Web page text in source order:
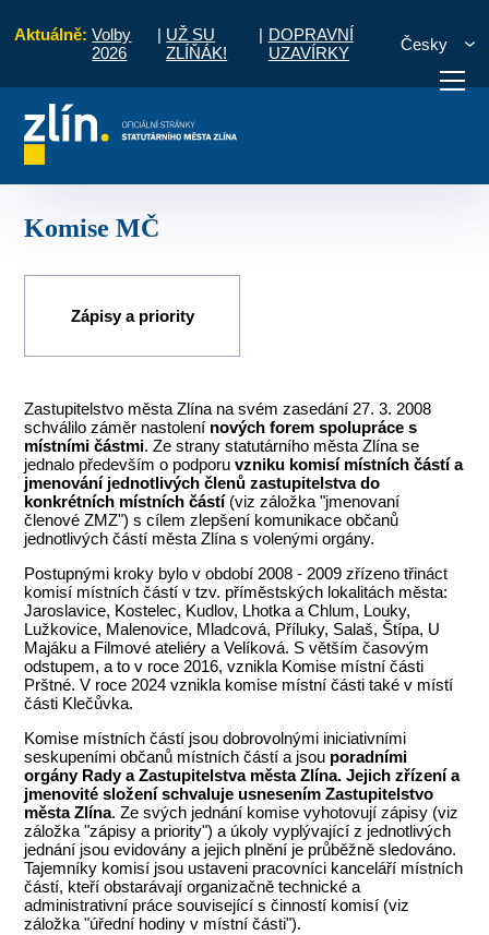
Aktuálně: Volby
2026
| UŽ SU
ZLÍŇÁK!
| DOPRAVNÍ
UZAVÍRKY
Česky
vyřídit
Komise MČ
Zápisy a priority
Zastupitelstvo města Zlína na svém zasedání 27. 3. 2008
schválilo záměr nastolení nových forem spolupráce s
místními částmi. Ze strany statutárního města Zlína se
jednalo především o podporuvzniku komisí místních částí a
jmenování jednotlivých členů zastupitelstva do
konkrétních místních částí(viz záložka "jmenovaní
členovéZMZ") s cílem zlepšení komunikace občanů
jednotlivých částí města Zlína s volenými orgány.
Postupnými kroky bylo v období 2008 - 2009 zřízeno třináct
komisí místních částí v tzv. příměstských lokalitách města:
Jaroslavice, Kostelec, Kudlov, Lhotka a Chlum, Louky,
Lužkovice, Malenovice, Mladcová, Příluky, Salaš, Štípa, U
Majáku a Filmové ateliéry a Velíková. S větším časovým
odstupem, a to v roce 2016, vznikla Komise místní části
Prštné. V roce 2024 vznikla komise místní části také v místí
části Klečůvka.
Komise místních částí jsou dobrovolnými iniciativními
seskupeními občanů místních částí a jsou poradními
orgány Rady a Zastupitelstva města Zlína. Jejich zřízení a
jmenovité složení schvaluje usnesením Zastupitelstvo
města Zlína. Ze svých jednání komise vyhotovují zápisy (viz
záložka "zápisy a priority") a úkoly vyplývající z jednotlivých
jednání jsou evidovány a jejich plnění je průběžně sledováno.
Tajemníky komisí jsou ustaveni pracovníci kanceláří místních
částí, kteří obstarávají organizačně technické a
administrativní práce související s činností komisí (viz
záložka "úřední hodiny v místní části").